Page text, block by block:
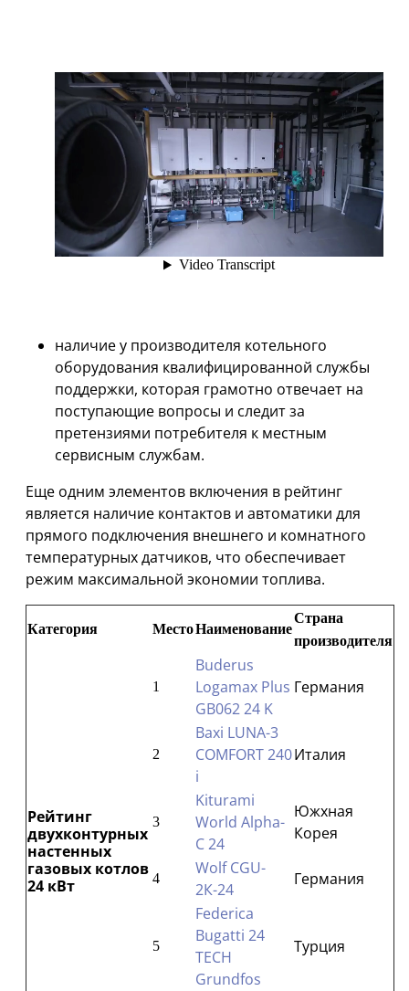
наличие у производителя котельного
оборудования квалифицированной службы
поддержки, которая грамотно отвечает на
поступающие вопросы и следит за
претензиями потребителя к местным
сервисным службам.
Еще одним элементов включения в рейтинг
является наличие контактов и автоматики для
прямого подключения внешнего и комнатного
температурных датчиков, что обеспечивает
режим максимальной экономии топлива.
Категория МестоНаименование
Страна
производителя
Рейтинг
двухконтурных
настенных
газовых котлов
24 кВт
1
Buderus
Logamax Plus
GB062 24 K
Германия
2
Baxi LUNA-3
COMFORT 240
i
Италия
3
Kiturami
World Alpha-
С 24
Южхная
Корея
4
Wolf CGU-
2К-24
Германия
5
Federica
Bugatti 24
TECH
Grundfos
Турция